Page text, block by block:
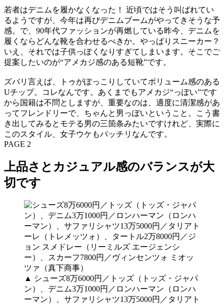
若者はデニムを履かなくなった！ 近頃ではそう叫ばれてい
るようですが、今年は再びデニムブームがやってきそうな予
感。で、90年代ファッションが再燃している昨今、デニムを
履くならどんな靴を合わせるべきか。やっぱりスニーカー？
いえ、それでは子供っぽくなりすぎてしまいます。そこでご
提案したいのが“アメカジ感のある短靴”です。
ズバリ言えば、トゥがぽっこりしていてボリューム感のある
Uチップ。コレなんです。あくまでもアメカジ“っぽい”です
から国籍は不問としますが、重要なのは、適度に清潔感があ
ってフレンドリーで、ちゃんと男っぽいということ。こう書
き出してみるとモテる男の三箇条みたいですけれど、実際に
このスタイル、女子ウケもバッチリなんです。
PAGE 2
上品さとカジュアル感のバランスが大
切です
▲ シューズ8万6000円／トッズ（トッズ・ジャパ
ン）、デニム3万1000円／ロンハーマン（ロンハ
ーマン）、サファリシャツ13万5000円／タリアト